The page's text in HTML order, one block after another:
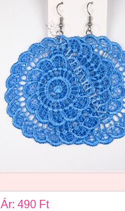
Ár: 490 Ft